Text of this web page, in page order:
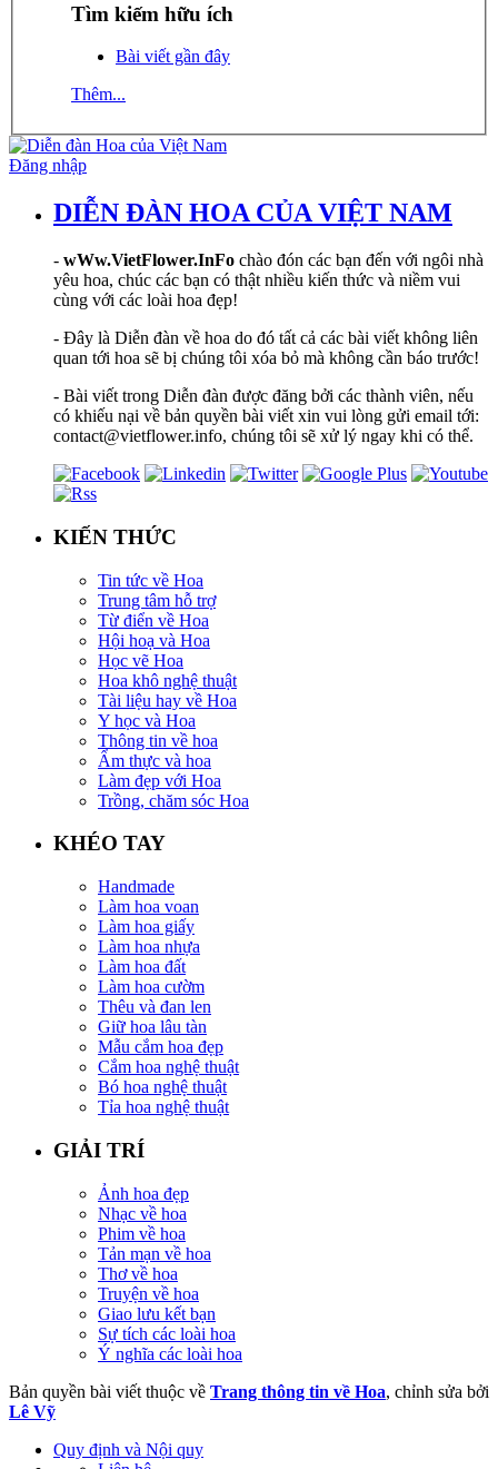
Tìm kiếm hữu ích
Bài viết gần đây
Thêm...
Đăng nhập
DIỄN ĐÀN HOA CỦA VIỆT NAM
- wWw.VietFlower.InFo chào đón các bạn đến với ngôi nhà
yêu hoa, chúc các bạn có thật nhiều kiến thức và niềm vui
cùng với các loài hoa đẹp!
- Đây là Diễn đàn về hoa do đó tất cả các bài viết không liên
quan tới hoa sẽ bị chúng tôi xóa bỏ mà không cần báo trước!
- Bài viết trong Diễn đàn được đăng bởi các thành viên, nếu
có khiếu nại về bản quyền bài viết xin vui lòng gửi email tới:
contact@vietflower.info, chúng tôi sẽ xử lý ngay khi có thể.
KIẾN THỨC
Tin tức về Hoa
Trung tâm hỗ trợ
Từ điển về Hoa
Hội hoạ và Hoa
Học vẽ Hoa
Hoa khô nghệ thuật
Tài liệu hay về Hoa
Y học và Hoa
Thông tin về hoa
Ẩm thực và hoa
Làm đẹp với Hoa
Trồng, chăm sóc Hoa
KHÉO TAY
Handmade
Làm hoa voan
Làm hoa giấy
Làm hoa nhựa
Làm hoa đất
Làm hoa cườm
Thêu và đan len
Giữ hoa lâu tàn
Mẫu cắm hoa đẹp
Cắm hoa nghệ thuật
Bó hoa nghệ thuật
Tỉa hoa nghệ thuật
GIẢI TRÍ
Ảnh hoa đẹp
Nhạc về hoa
Phim về hoa
Tản mạn về hoa
Thơ về hoa
Truyện về hoa
Giao lưu kết bạn
Sự tích các loài hoa
Ý nghĩa các loài hoa
Bản quyền bài viết thuộc về Trang thông tin về Hoa, chỉnh sửa bởi
Lê Vỹ
Quy định và Nội quy